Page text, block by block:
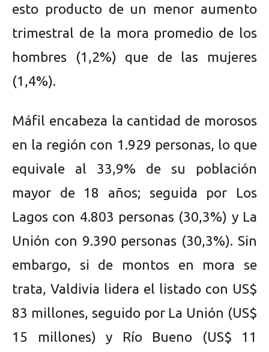
esto producto de un menor aumento
trimestral de la mora promedio de los
hombres (1,2%) que de las mujeres
(1,4%).
Máfil encabeza la cantidad de morosos
en la región con 1.929 personas, lo que
equivale al 33,9% de su población
mayor de 18 años; seguida por Los
Lagos con 4.803 personas (30,3%) y La
Unión con 9.390 personas (30,3%). Sin
embargo, si de montos en mora se
trata, Valdivia lidera el listado con US$
83 millones, seguido por La Unión (US$
15 millones) y Río Bueno (US$ 11